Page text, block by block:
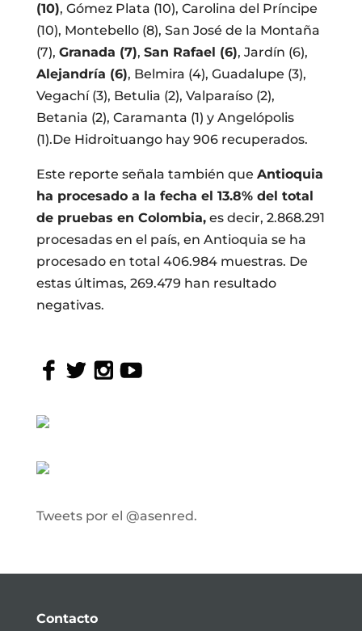
(10), Gómez Plata (10), Carolina del Príncipe
(10), Montebello (8), San José de la Montaña
(7), Granada (7), San Rafael (6), Jardín (6),
Alejandría (6), Belmira (4), Guadalupe (3),
Vegachí (3), Betulia (2), Valparaíso (2),
Betania (2), Caramanta (1) y Angelópolis
(1).De Hidroituango hay 906 recuperados.
Este reporte señala también que Antioquia
ha procesado a la fecha el 13.8% del total
de pruebas en Colombia,es decir, 2.868.291
procesadas en el país, en Antioquia se ha
procesado en total 406.984 muestras. De
estas últimas, 269.479 han resultado
negativas.
Tweets por el @asenred.
Contacto